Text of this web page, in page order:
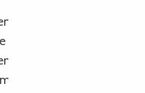
nicht entgehen,
der Bretagne zu
Aufenthalt zu einem